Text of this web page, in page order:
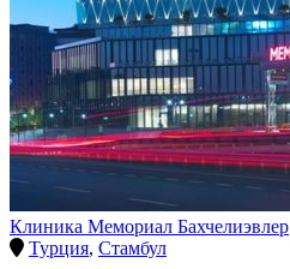
Клиника Мемориал Бахчелиэвлер
Турция, Стамбул